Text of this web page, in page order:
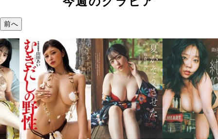
前へ
溝端 葵『もう
つの、あおい
で。』